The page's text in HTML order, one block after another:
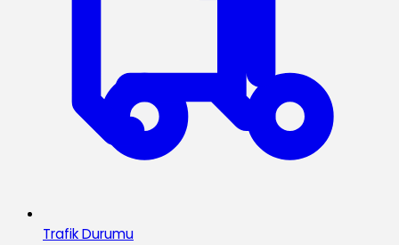
Trafik Durumu